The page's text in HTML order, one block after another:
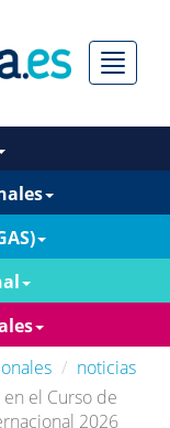
Menú
noticias
el Curso de
2026